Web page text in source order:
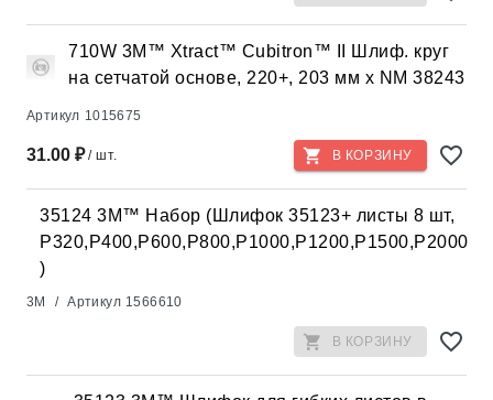
710W 3M™ Xtract™ Cubitron™ II Шлиф. круг
на сетчатой основе, 220+, 203 мм х NM 38243
Артикул 1015675
31.00 ₽/ шт. В КОРЗИНУ
35124 3M™ Набор (Шлифок 35123+ листы 8 шт,
P320,Р400,Р600,Р800,Р1000,Р1200,Р1500,Р2000
)
3M / Артикул 1566610
В КОРЗИНУ